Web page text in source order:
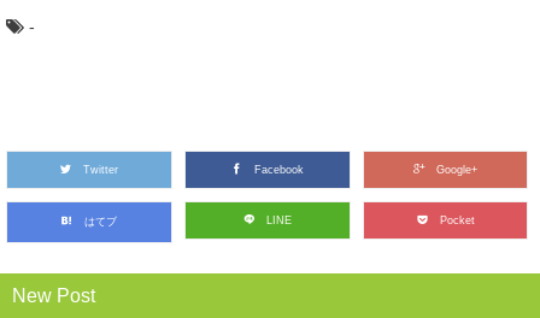
日本三大美林「秋田杉」をめぐる秋田観光へ
-
Twitter Facebook Google+
はてブ LINE Pocket
New Post